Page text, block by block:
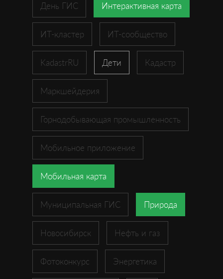
День ГИС Интерактивная карта
ИТ-кластер ИТ-сообщество
KadastrRU Дети Кадастр
Маркшейдерия
Горнодобывающая промышленность
Мобильное приложение
Мобильная карта
Муниципальная ГИС Природа
Новосибирск Нефть и газ
Фотоконкурс Энергетика